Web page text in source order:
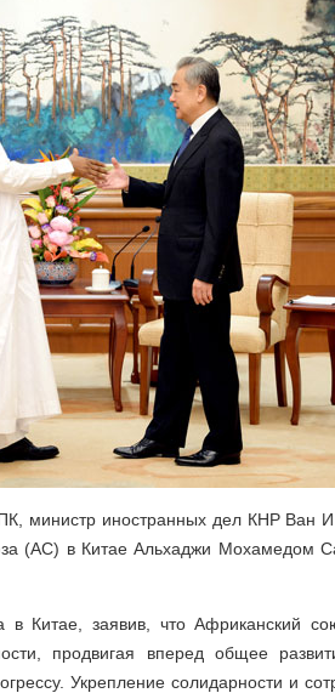
министр иностранных дел КНР Ван И
(АС) в Китае Альхаджи Мохамедом
Китае, заявив, что Африканский
продвигая вперед общее
Укрепление солидарности и